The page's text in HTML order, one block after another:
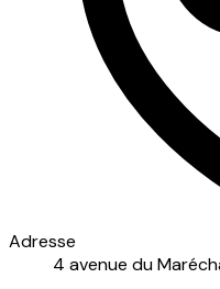
Adresse
4 avenue du